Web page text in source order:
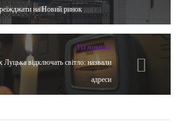
на Новий ринок
Yсі новини
відключать світло: назвали
адреси